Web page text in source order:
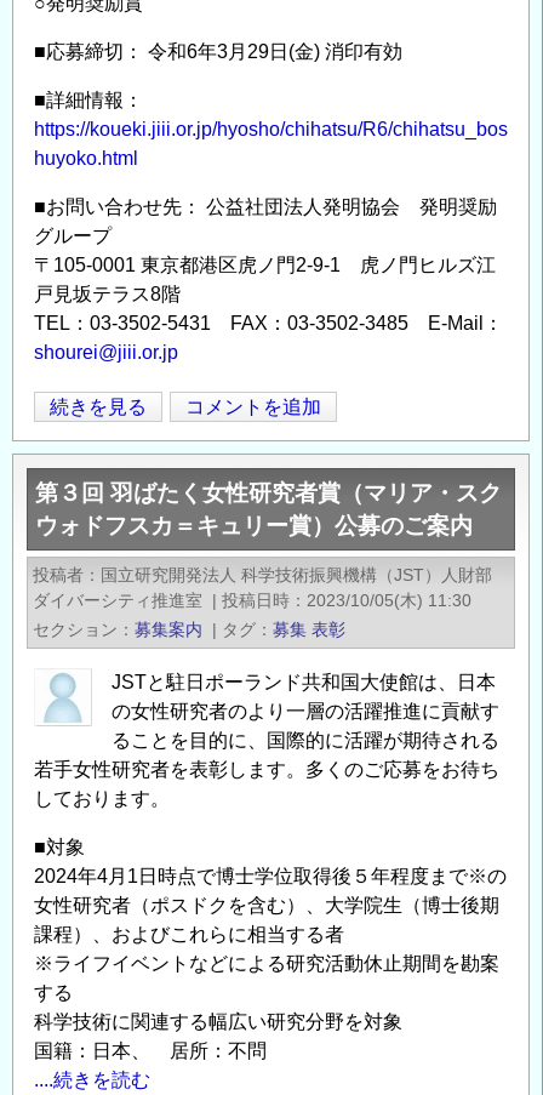
内
の
■応募締切： 令和6年3月29日(金) 消印有効
■詳細情報：
https://koueki.jiii.or.jp/hyosho/chihatsu/R6/chihatsu_bos
huyoko.html
■お問い合わせ先： 公益社団法人発明協会 発明奨励
グループ
〒105-0001 東京都港区虎ノ門2-9-1 虎ノ門ヒルズ江
戸見坂テラス8階
TEL：03-3502-5431 FAX：03-3502-3485 E-Mail：
shourei@jiii.or.jp
(公
社)
発
明
協
会
令
和
6
年
度
方
発
表
彰
募
集
の
ご
案
内
続きを見る コメントを追加
第３回 羽ばたく女性研究者賞（マリア・スク
ウォドフスカ＝キュリー賞）公募のご案内
投稿者
国立研究開発法人 科学技術振興機構（JST）人財部
ダイバーシティ推進室
| 投稿日時
2023/10/05(木) 11:30
セクション
募集案内 | タグ 募集 表彰
JSTと駐日ポーランド共和国大使館は、日本
の女性研究者のより一層の活躍推進に貢献す
ることを目的に、国際的に活躍が期待される
若手女性研究者を表彰します。多くのご応募をお待ち
しております。
■対象
2024年4月1日時点で博士学位取得後５年程度まで※の
女性研究者（ポスドクを含む）、大学院生（博士後期
課程）、およびこれらに相当する者
※ライフイベントなどによる研究活動休止期間を勘案
する
科学技術に関連する幅広い研究分野を対象
国籍：日本、 居所：不問
....続きを読む